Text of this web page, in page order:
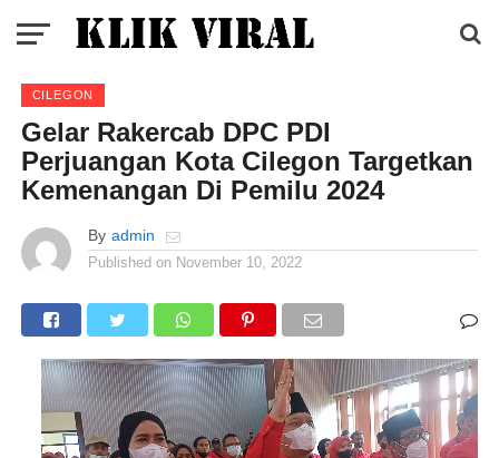
CILEGON
Gelar Rakercab DPC PDI
Perjuangan Kota Cilegon Targetkan
Kemenangan Di Pemilu 2024
By admin
Published on November 10, 2022